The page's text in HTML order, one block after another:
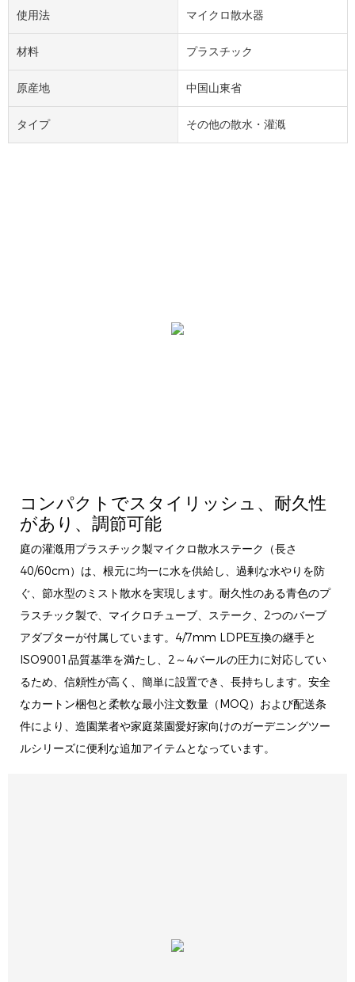
使用法 マイクロ散水器
材料 プラスチック
原産地 中国山東省
タイプ その他の散水・灌漑
コンパクトでスタイリッシュ、耐久性
があり、調節可能
庭の灌漑用プラスチック製マイクロ散水ステーク（長さ
40/60cm）は、根元に均一に水を供給し、過剰な水やりを防
ぐ、節水型のミスト散水を実現します。耐久性のある青色のプ
ラスチック製で、マイクロチューブ、ステーク、2つのバーブ
アダプターが付属しています。4/7mm LDPE互換の継手と
ISO9001品質基準を満たし、2～4バールの圧力に対応してい
るため、信頼性が高く、簡単に設置でき、長持ちします。安全
なカートン梱包と柔軟な最小注文数量（MOQ）および配送条
件により、造園業者や家庭菜園愛好家向けのガーデニングツー
ルシリーズに便利な追加アイテムとなっています。